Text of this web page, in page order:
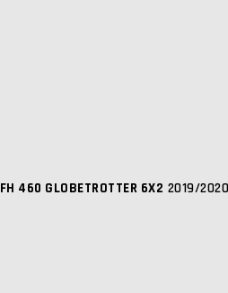
FH 460 GLOBETROTTER 6X2 2019/